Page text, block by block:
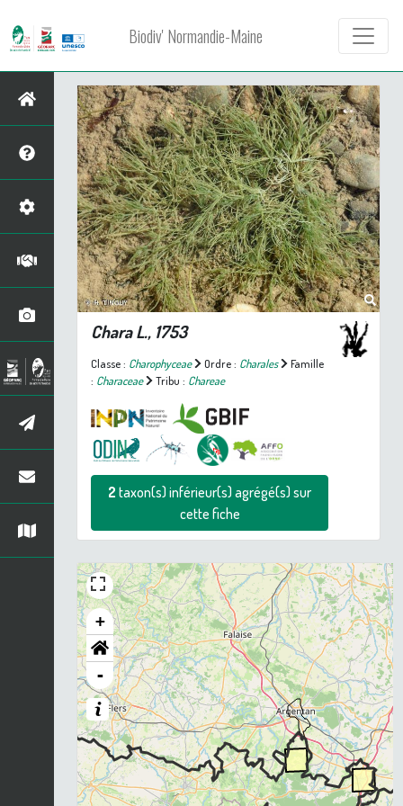
Biodiv' Normandie-Maine
CharaL., 1753
Classe : Charophyceae Ordre : Charales
Famille
: Characeae Tribu : Chareae
2taxon(s) inférieur(s) agrégé(s) sur
cette fiche
+
-